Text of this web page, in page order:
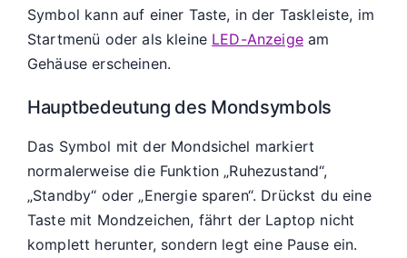
Symbol kann auf einer Taste, in der Taskleiste, im
Startmenü oder als kleine LED-Anzeigeam
Gehäuse erscheinen.
Hauptbedeutung des Mondsymbols
Das Symbol mit der Mondsichel markiert
normalerweise die Funktion „Ruhezustand“,
„Standby“ oder „Energie sparen“. Drückst du eine
Taste mit Mondzeichen, fährt der Laptop nicht
komplett herunter, sondern legt eine Pause ein.